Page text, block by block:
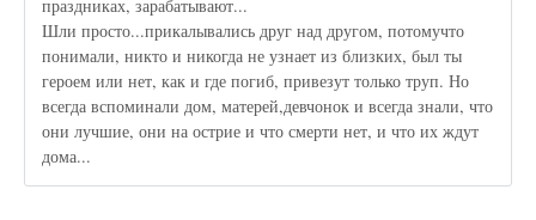
праздниках, зарабатывают...
Шли просто...прикалывались друг над другом, потомучто
понимали, никто и никогда не узнает из близких, был ты
героем или нет, как и где погиб, привезут только труп. Но
всегда вспоминали дом, матерей,девчонок и всегда знали, что
они лучшие, они на острие и что смерти нет, и что их ждут
дома...